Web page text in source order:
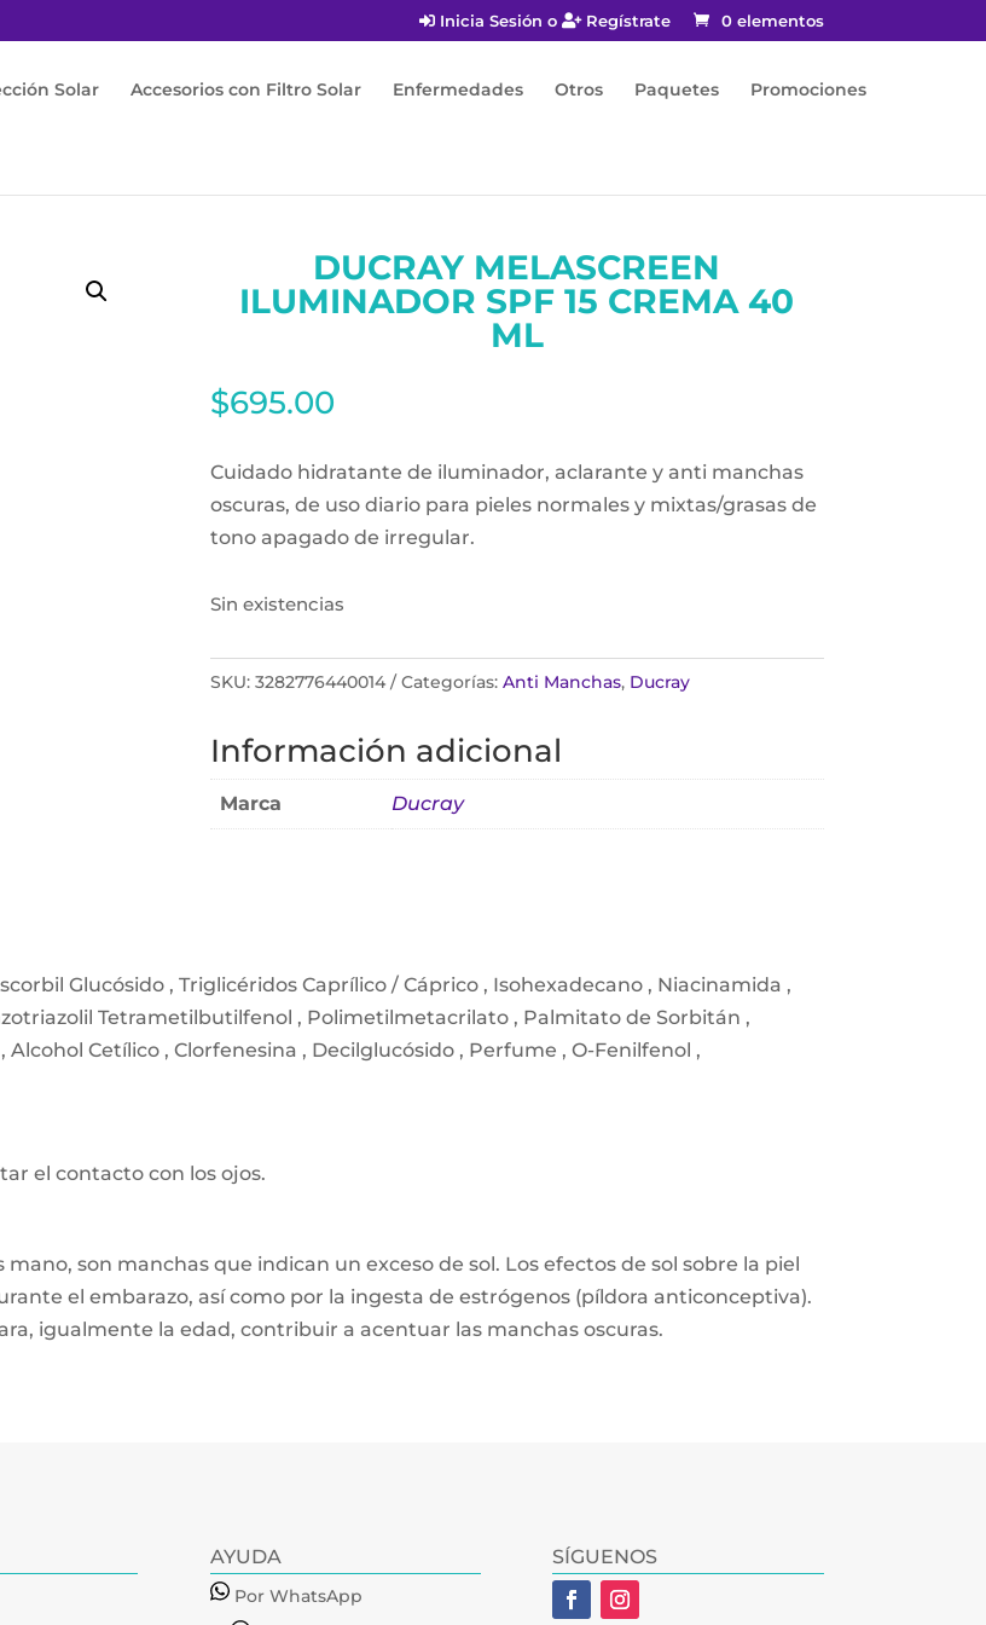
Inicia Sesión o Regístrate 0 elementos
Solar Accesorios con Filtro Solar Enfermedades Otros Paquetes Promociones
DUCRAY MELASCREEN
ILUMINADOR SPF 15 CREMA 40
ML
$695.00
Cuidado hidratante de iluminador, aclarante y anti manchas
oscuras, de uso diario para pieles normales y mixtas/grasas de
tono apagado de irregular.
Sin existencias
SKU: 3282776440014 Categorías: Anti Manchas, Ducray
Información adicional
Marca Ducray
Glucósido , Triglicéridos Caprílico / Cáprico , Isohexadecano , Niacinamida ,
Tetrametilbutilfenol , Polimetilmetacrilato , Palmitato de Sorbitán ,
Cetílico , Clorfenesina , Decilglucósido , Perfume , O-Fenilfenol ,
el contacto con los ojos.
son manchas que indican un exceso de sol. Los efectos de sol sobre la piel
el embarazo, así como por la ingesta de estrógenos (píldora anticonceptiva).
igualmente la edad, contribuir a acentuar las manchas oscuras.
AYUDA
Por WhatsApp
SÍGUENOS